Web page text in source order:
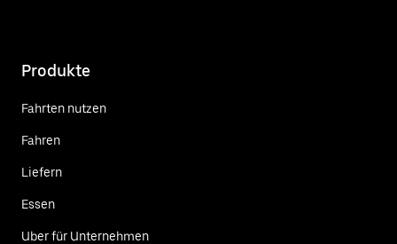
Produkte
Fahrten nutzen
Fahren
Liefern
Essen
Uber für Unternehmen